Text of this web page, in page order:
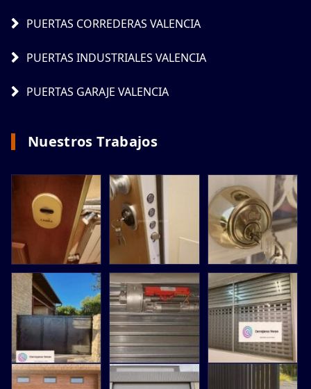
PUERTAS CORREDERAS VALENCIA
PUERTAS INDUSTRIALES VALENCIA
PUERTAS GARAJE VALENCIA
Nuestros Trabajos